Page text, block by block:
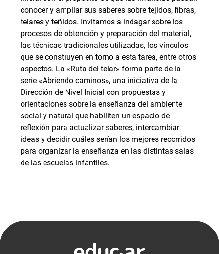
conocer y ampliar sus saberes sobre tejidos, fibras,
telares y teñidos. Invitamos a indagar sobre los
procesos de obtención y preparación del material,
las técnicas tradicionales utilizadas, los vínculos
que se construyen en torno a esta tarea, entre otros
aspectos. La «Ruta del telar» forma parte de la
serie «Abriendo caminos», una iniciativa de la
Dirección de Nivel Inicial con propuestas y
orientaciones sobre la enseñanza del ambiente
social y natural que habiliten un espacio de
reflexión para actualizar saberes, intercambiar
ideas y decidir cuáles serían los mejores recorridos
para organizar la enseñanza en las distintas salas
de las escuelas infantiles.